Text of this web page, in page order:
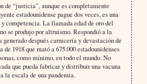
de “justicia”, aunque es completamente
estadounidense pague dos veces, es una
competencia. La llamada edad de oro del
se produjo por altruismo. Respondió a la
generado después carnicería y devastación de
1918 que mató a 675.000 estadounidenses
como mínimo, en todo el mundo. No
que pueda fabricar y distribuir una vacuna
la escala de una pandemia.